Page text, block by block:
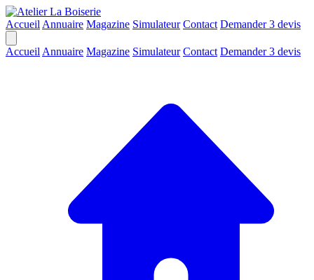
Accueil Annuaire Magazine Simulateur Contact Demander 3 devis
Accueil Annuaire Magazine Simulateur Contact Demander 3 devis